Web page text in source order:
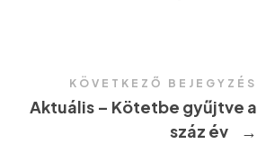
KÖVETKEZŐ BEJEGYZÉS
Aktuális – Kötetbe gyűjtve a
száz év
→